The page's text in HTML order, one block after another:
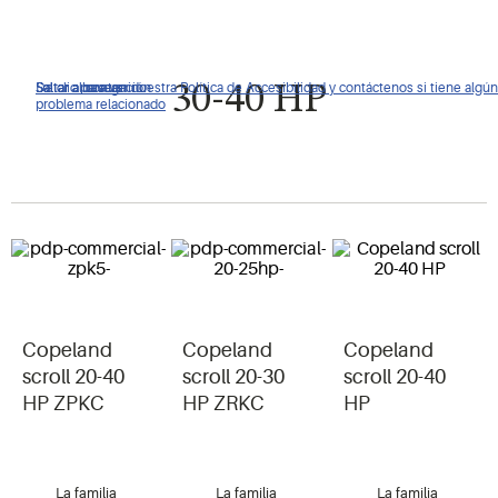
De clic para ver nuestra Política de Accesibilidad y contáctenos si tiene algún
problema relacionado
Saltar a navegación
Saltar al contenido
Saltar a buscar 30-40 HP
Copeland
scroll 20-40
HP ZPKC
La familia
Copeland
scroll 20-30
HP ZRKC
La familia
Copeland
scroll 20-40
HP
La familia